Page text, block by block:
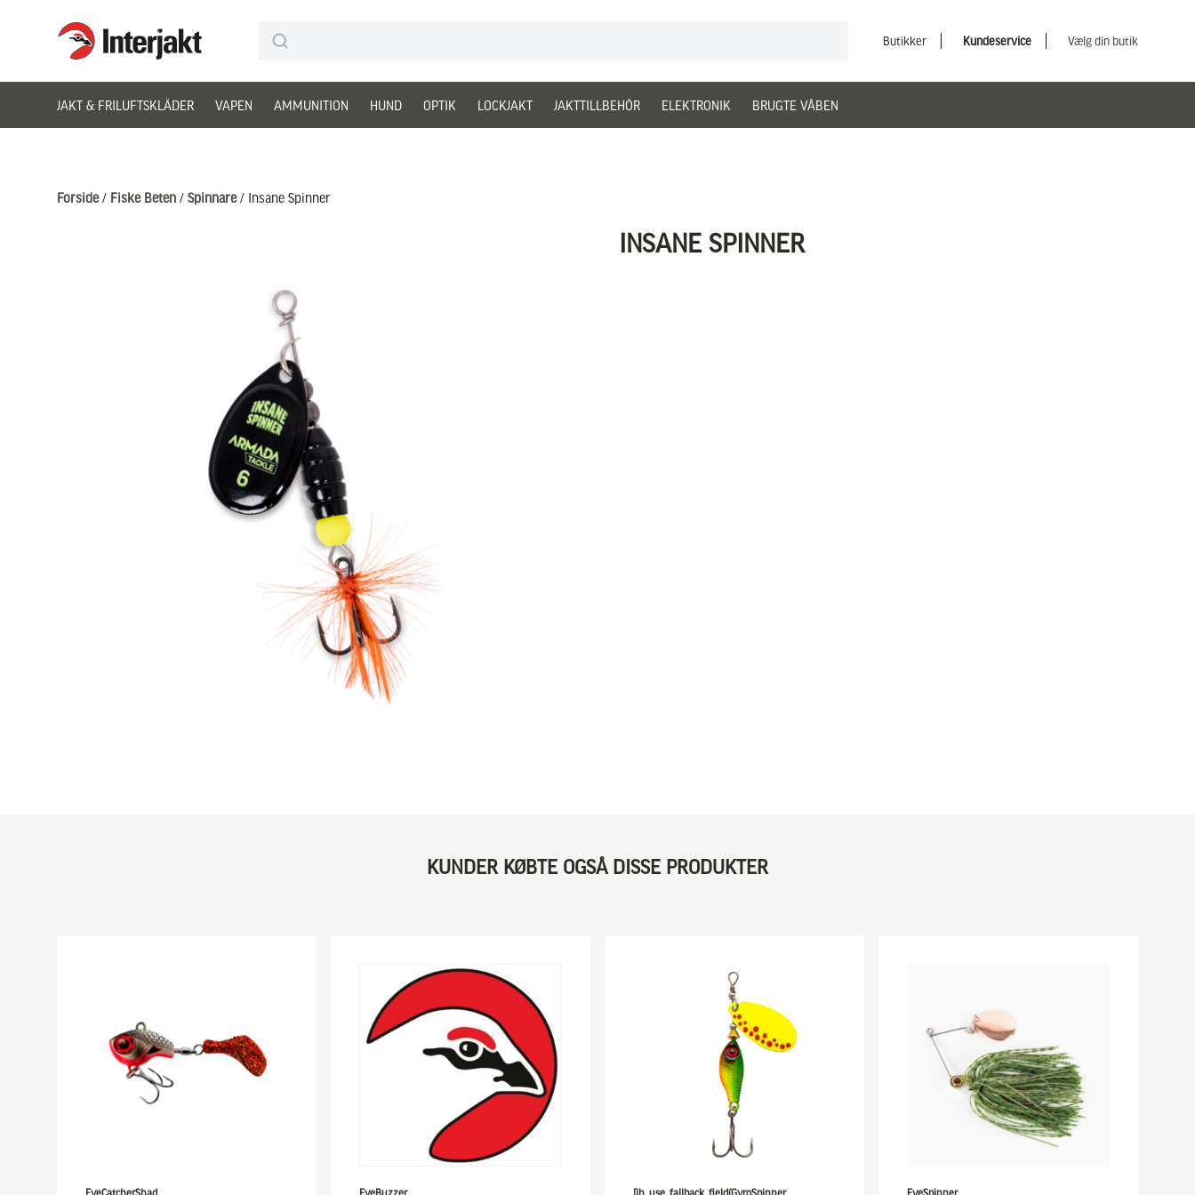
Interjakt DK
Butikker Kundeservice Vælg din butik
JAKT & FRILUFTSKLÄDER VAPEN AMMUNITION HUND OPTIK LOCKJAKT JAKTTILLBEHÖR ELEKTRONIK BRUGTE VÅBEN
Forside/ Fiske Beten / Spinnare/ Insane Spinner
INSANE SPINNER
KUNDER KØBTE OGSÅ DISSE PRODUKTER